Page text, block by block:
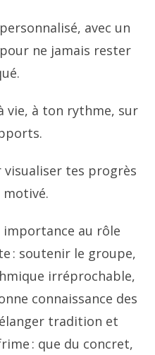
avec un
ne jamais rester
vie, à ton rythme, sur
tes progrès
importance au rôle
: soutenir le groupe,
irréprochable,
connaissance des
tradition et
: que du concret,